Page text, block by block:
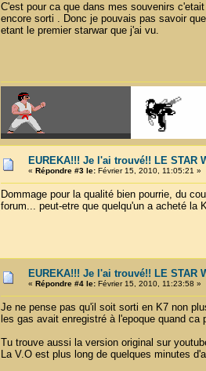
C'est pour ca que dans mes souvenirs
encore sorti . Donc je pouvais pas savoir
etant le premier starwar que j'ai vu.
EUREKA!!! Je l'ai trouvé!! LE STAR
« Répondre #3 le:Février 15, 2010, 11:05:21 »
Dommage pour la qualité bien pourrie, du
forum... peut-etre que quelqu'un a acheté la
EUREKA!!! Je l'ai trouvé!! LE STAR
« Répondre #4 le:Février 15, 2010, 11:23:58 »
Je ne pense pas qu'il soit sorti en K7 non
les gas avait enregistré à l'epoque quand ca
Tu trouve aussi la version original sur
La V.O est plus long de quelques minutes